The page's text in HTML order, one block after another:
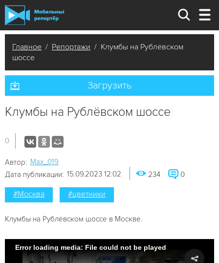
Главное / Репортажи / Клумбы на Рублёвском
шоссе
Загрузить
Клумбы на Рублёвском шоссе
0
Автор: Мах_019
Дата публикации: 15.09.2023 12:02 234 0
#Москва #цветники
Клумбы на Рублёвском шоссе в Москве.
Error loading media: File could not be played